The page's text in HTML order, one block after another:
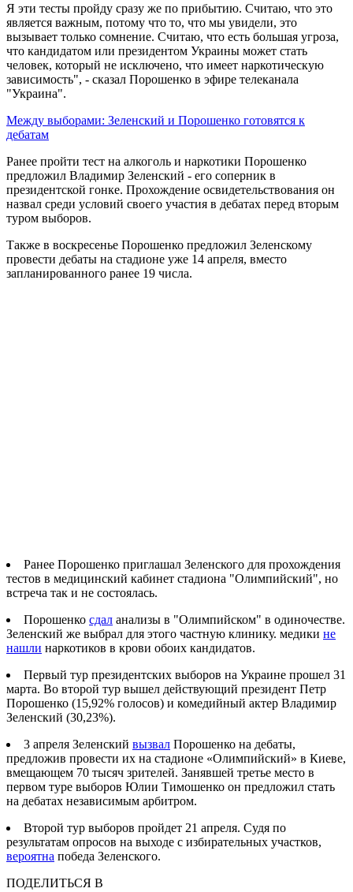
Я эти тесты пройду сразу же по прибытию. Считаю, что это
является важным, потому что то, что мы увидели, это
вызывает только сомнение. Считаю, что есть большая угроза,
что кандидатом или президентом Украины может стать
человек, который не исключено, что имеет наркотическую
зависимость", - сказал Порошенко в эфире телеканала
"Украина".
Между выборами: Зеленский и Порошенко готовятся к
дебатам
Ранее пройти тест на алкоголь и наркотики Порошенко
предложил Владимир Зеленский - его соперник в
президентской гонке. Прохождение освидетельствования он
назвал среди условий своего участия в дебатах перед вторым
туром выборов.
Также в воскресенье Порошенко предложил Зеленскому
провести дебаты на стадионе уже 14 апреля, вместо
запланированного ранее 19 числа.
Ранее Порошенко приглашал Зеленского для прохождения
тестов в медицинский кабинет стадиона "Олимпийский", но
встреча так и не состоялась.
Порошенко сдал анализы в "Олимпийском" в одиночестве.
Зеленский же выбрал для этого частную клинику. медики не
нашли наркотиков в крови обоих кандидатов.
Первый тур президентских выборов на Украине прошел 31
марта. Во второй тур вышел действующий президент Петр
Порошенко (15,92% голосов) и комедийный актер Владимир
Зеленский (30,23%).
3 апреля Зеленский вызвал Порошенко на дебаты,
предложив провести их на стадионе «Олимпийский» в Киеве,
вмещающем 70 тысяч зрителей. Занявшей третье место в
первом туре выборов Юлии Тимошенко он предложил стать
на дебатах независимым арбитром.
Второй тур выборов пройдет 21 апреля. Судя по
результатам опросов на выходе с избирательных участков,
вероятна победа Зеленского.
ПОДЕЛИТЬСЯ В